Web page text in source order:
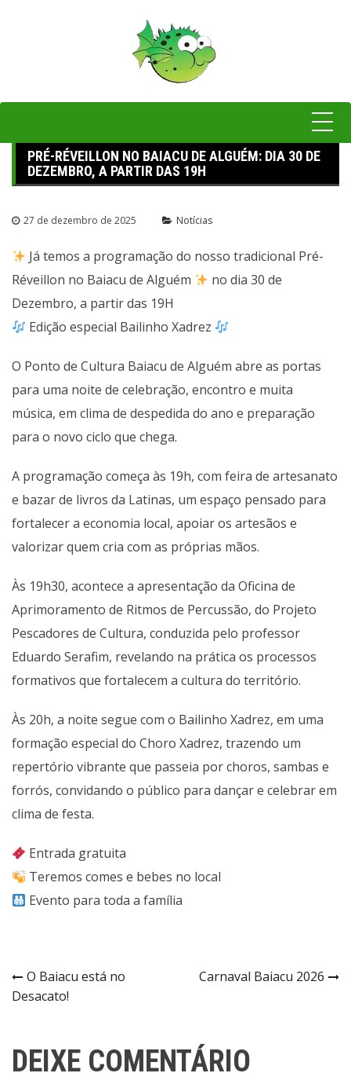
PRÉ-RÉVEILLON NO BAIACU DE ALGUÉM: DIA 30 DE
DEZEMBRO, A PARTIR DAS 19H
27 de dezembro de 2025 Notícias
Já temos a programação do nosso tradicional Pré-
Réveillon no Baiacu de Alguém
no dia 30 de
Dezembro, a partir das 19H
Edição especial Bailinho Xadrez
O Ponto de Cultura Baiacu de Alguém abre as portas
para uma noite de celebração, encontro e muita
música, em clima de despedida do ano e preparação
para o novo ciclo que chega.
A programação começa às 19h, com feira de artesanato
e bazar de livros da Latinas, um espaço pensado para
fortalecer a economia local, apoiar os artesãos e
valorizar quem cria com as próprias mãos.
Às 19h30, acontece a apresentação da Oficina de
Aprimoramento de Ritmos de Percussão, do Projeto
Pescadores de Cultura, conduzida pelo professor
Eduardo Serafim, revelando na prática os processos
formativos que fortalecem a cultura do território.
Às 20h, a noite segue com o Bailinho Xadrez, em uma
formação especial do Choro Xadrez, trazendo um
repertório vibrante que passeia por choros, sambas e
forrós, convidando o público para dançar e celebrar em
clima de festa.
Entrada gratuita
Teremos comes e bebes no local
Evento para toda a família
Navegação
Post
O Baiacu está no
Desacato!
Carnaval Baiacu 2026
DEIXE COMENTÁRIO